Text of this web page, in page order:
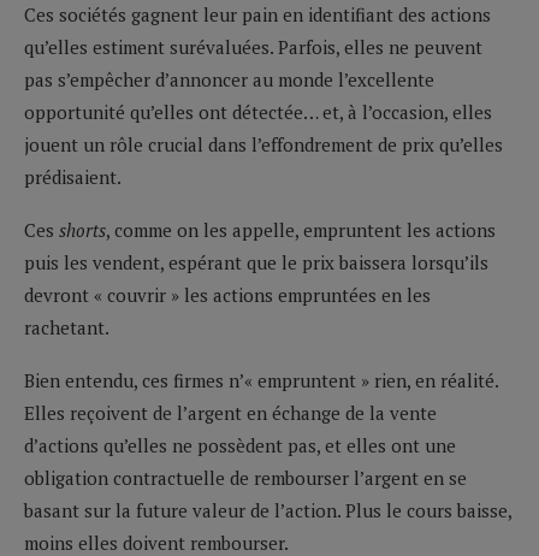
Ces sociétés gagnent leur pain en identifiant des actions
qu’elles estiment surévaluées. Parfois, elles ne peuvent
pas s’empêcher d’annoncer au monde l’excellente
opportunité qu’elles ont détectée… et, à l’occasion, elles
jouent un rôle crucial dans l’effondrement de prix qu’elles
prédisaient.
Ces shorts, comme on les appelle, empruntent les actions
puis les vendent, espérant que le prix baissera lorsqu’ils
devront « couvrir » les actions empruntées en les
rachetant.
Bien entendu, ces firmes n’« empruntent » rien, en réalité.
Elles reçoivent de l’argent en échange de la vente
d’actions qu’elles ne possèdent pas, et elles ont une
obligation contractuelle de rembourser l’argent en se
basant sur la future valeur de l’action. Plus le cours baisse,
moins elles doivent rembourser.